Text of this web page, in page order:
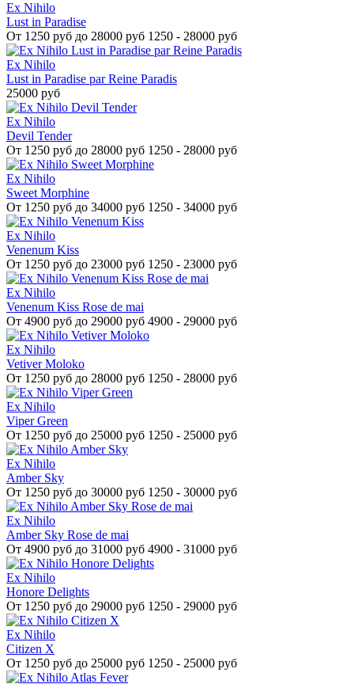
Ex Nihilo
Lust in Paradise
От 1250 руб до 28000 руб 1250 - 28000 руб
Ex Nihilo
Lust in Paradise par Reine Paradis
25000 руб
Ex Nihilo
Devil Tender
От 1250 руб до 28000 руб 1250 - 28000 руб
Ex Nihilo
Sweet Morphine
От 1250 руб до 34000 руб 1250 - 34000 руб
Ex Nihilo
Venenum Kiss
От 1250 руб до 23000 руб 1250 - 23000 руб
Ex Nihilo
Venenum Kiss Rose de mai
От 4900 руб до 29000 руб 4900 - 29000 руб
Ex Nihilo
Vetiver Moloko
От 1250 руб до 28000 руб 1250 - 28000 руб
Ex Nihilo
Viper Green
От 1250 руб до 25000 руб 1250 - 25000 руб
Ex Nihilo
Amber Sky
От 1250 руб до 30000 руб 1250 - 30000 руб
Ex Nihilo
Amber Sky Rose de mai
От 4900 руб до 31000 руб 4900 - 31000 руб
Ex Nihilo
Honore Delights
От 1250 руб до 29000 руб 1250 - 29000 руб
Ex Nihilo
Citizen X
От 1250 руб до 25000 руб 1250 - 25000 руб